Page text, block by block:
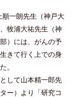
一朗先生（神戸大
牧浦大祐先生（神
）には、がんの予
きて行く上での身
。
して山本精一郎先
ー）より「研究コ